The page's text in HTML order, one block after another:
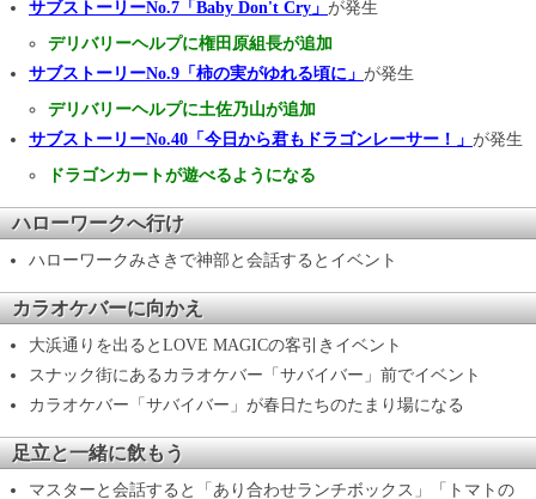
サブストーリーNo.7「Baby Don't Cry」 が発生
デリバリーヘルプに権田原組長が追加
サブストーリーNo.9「柿の実がゆれる頃に」 が発生
デリバリーヘルプに土佐乃山が追加
サブストーリーNo.40「今日から君もドラゴンレーサー！」 が発生
ドラゴンカートが遊べるようになる
ハローワークへ行け
ハローワークみさきで神部と会話するとイベント
カラオケバーに向かえ
大浜通りを出るとLOVE MAGICの客引きイベント
スナック街にあるカラオケバー「サバイバー」前でイベント
カラオケバー「サバイバー」が春日たちのたまり場になる
足立と一緒に飲もう
マスターと会話すると「あり合わせランチボックス」「トマトの